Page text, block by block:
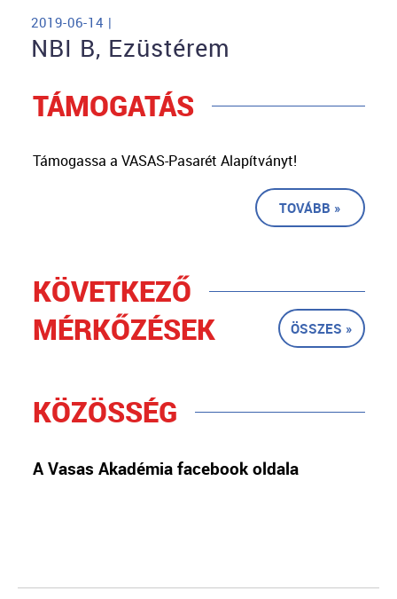
2019-06-14 |
NBI B, Ezüstérem
TÁMOGATÁS
Támogassa a VASAS-Pasarét Alapítványt!
TOVÁBB »
KÖVETKEZŐ
MÉRKŐZÉSEK
ÖSSZES »
KÖZÖSSÉG
A Vasas Akadémia facebook oldala